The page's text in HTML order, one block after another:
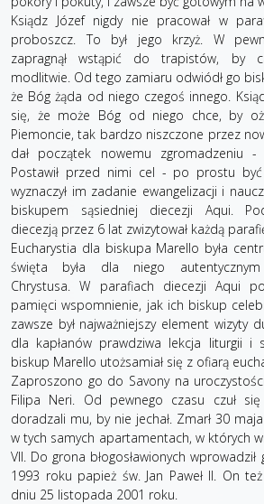
Ksiądz Józef nigdy nie pracował w
proboszcz. To był jego krzyż. W
zapragnął wstąpić do trapistów, by
modlitwie. Od tego zamiaru odwiódł go
że Bóg żąda od niego czegoś innego.
się, że może Bóg od niego chce, by
Piemoncie, tak bardzo niszczone przez
dał początek nowemu zgromadzeniu -
Postawił przed nimi cel - po prostu być
wyznaczył im zadanie ewangelizacji i
biskupem sąsiedniej diecezji Aqui.
diecezją przez 6 lat zwizytował każdą
Eucharystia dla biskupa Marello była
święta była dla niego autentycznym
Chrystusa. W parafiach diecezji Aqui
pamięci wspomnienie, jak ich biskup
zawsze był najważniejszy element wizyty
dla kapłanów prawdziwa lekcja liturgii i
biskup Marello utożsamiał się z ofiarą
Zaproszono go do Savony na
Filipa Neri. Od pewnego czasu czuł
doradzali mu, by nie jechał. Zmarł 30
w tych samych apartamentach, w których
VII. Do grona błogosławionych
1993 roku papież św. Jan Paweł II. On
dniu 25 listopada 2001 roku.